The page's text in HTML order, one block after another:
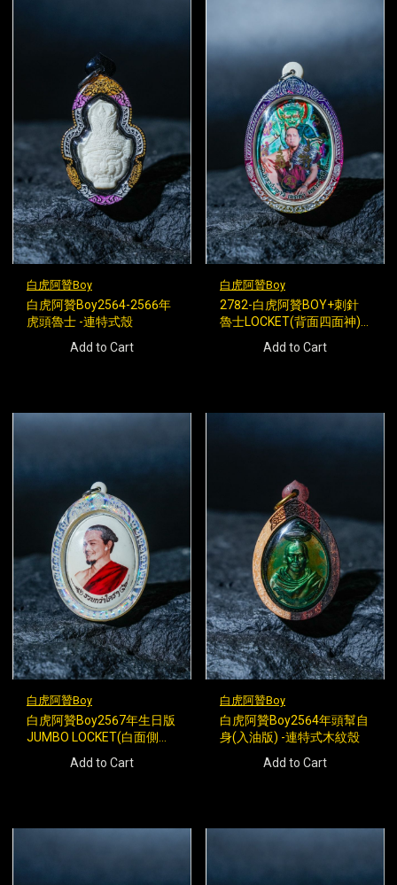
白虎阿贊Boy
白虎阿贊Boy2564-2566年
虎頭魯士 -連特式殼
Add to Cart
白虎阿贊Boy
2782-白虎阿贊BOY+刺針
魯士LOCKET(背面四面神) -
連特式彩虹殼
Add to Cart
白虎阿贊Boy
白虎阿贊Boy2567年生日版
JUMBO LOCKET(白面側身)
Add to Cart
白虎阿贊Boy
白虎阿贊Boy2564年頭幫自
身(入油版) -連特式木紋殼
Add to Cart